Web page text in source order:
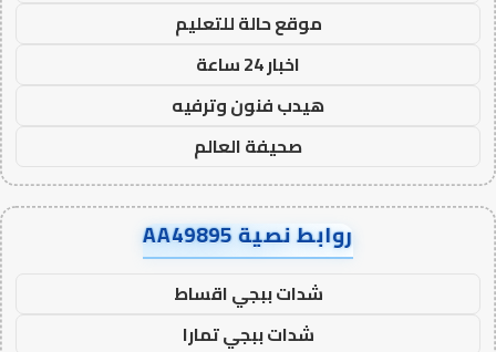
موقع حالة للتعليم
اخبار 24 ساعة
هيدب فنون وترفيه
صحيفة العالم
روابط نصية AA49895
شدات ببجي اقساط
شدات ببجي تمارا